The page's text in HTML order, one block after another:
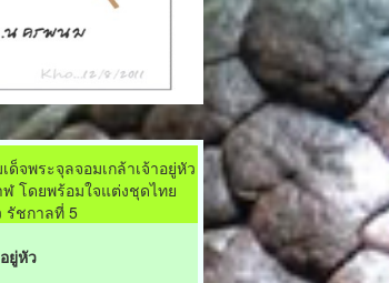
จพระจุลจอมเกล้าเจ้าอยู่หัว
โดยพร้อมใจแต่งชุดไทย
รัชกาลที่ 5
ยู่หัว